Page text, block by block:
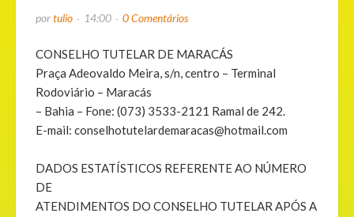
portulio 14:00 0 Comentários
CONSELHO TUTELAR DE MARACÁS
Praça Adeovaldo Meira, s/n, centro – Terminal
Rodoviário – Maracás
– Bahia – Fone: (073) 3533-2121 Ramal de 242.
E-mail: conselhotutelardemaracas@hotmail.com
DADOS ESTATÍSTICOS REFERENTE AO NÚMERO
DE
ATENDIMENTOS DO CONSELHO TUTELAR APÓS A